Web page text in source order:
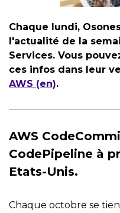
Chaque lundi,
l'actualité de la
Services. Vous
ces infos dans leur
AWS (en).
AWS
CodePipeline à
Etats-Unis.
Chaque octobre se